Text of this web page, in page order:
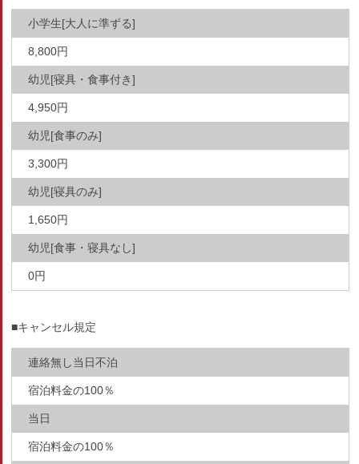
小学生[大人に準ずる]
8,800円
幼児[寝具・食事付き]
4,950円
幼児[食事のみ]
3,300円
幼児[寝具のみ]
1,650円
幼児[食事・寝具なし]
0円
■キャンセル規定
連絡無し当日不泊
宿泊料金の100％
当日
宿泊料金の100％